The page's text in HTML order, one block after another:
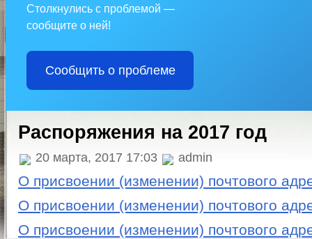
Столкнулись с проблемой —
сообщите о ней!
Сообщить о проблеме
Распоряжения на 2017 год
20 марта, 2017 17:03 admin
О присвоении (изменении) почтового
О присвоении (изменении) почтового
О присвоении (изменении) почтового